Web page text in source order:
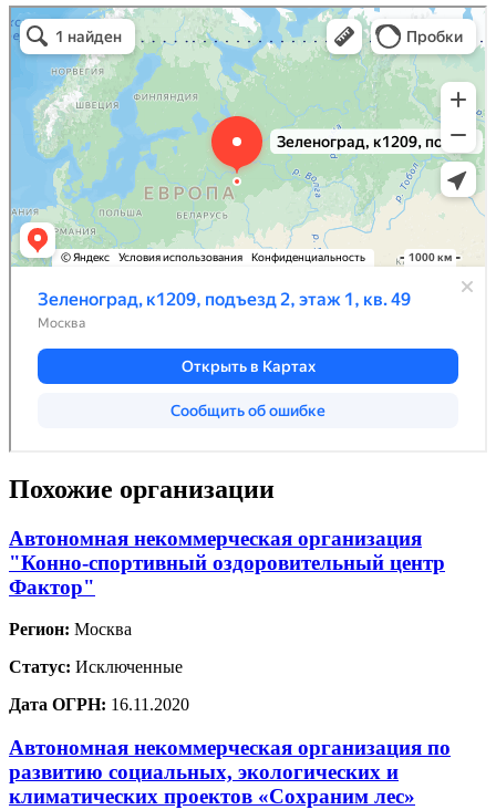
Похожие организации
Автономная некоммерческая организация
"Конно-спортивный оздоровительный центр
Фактор"
Регион: Москва
Статус: Исключенные
Дата ОГРН: 16.11.2020
Автономная некоммерческая организация по
развитию социальных, экологических и
климатических проектов «Сохраним лес»